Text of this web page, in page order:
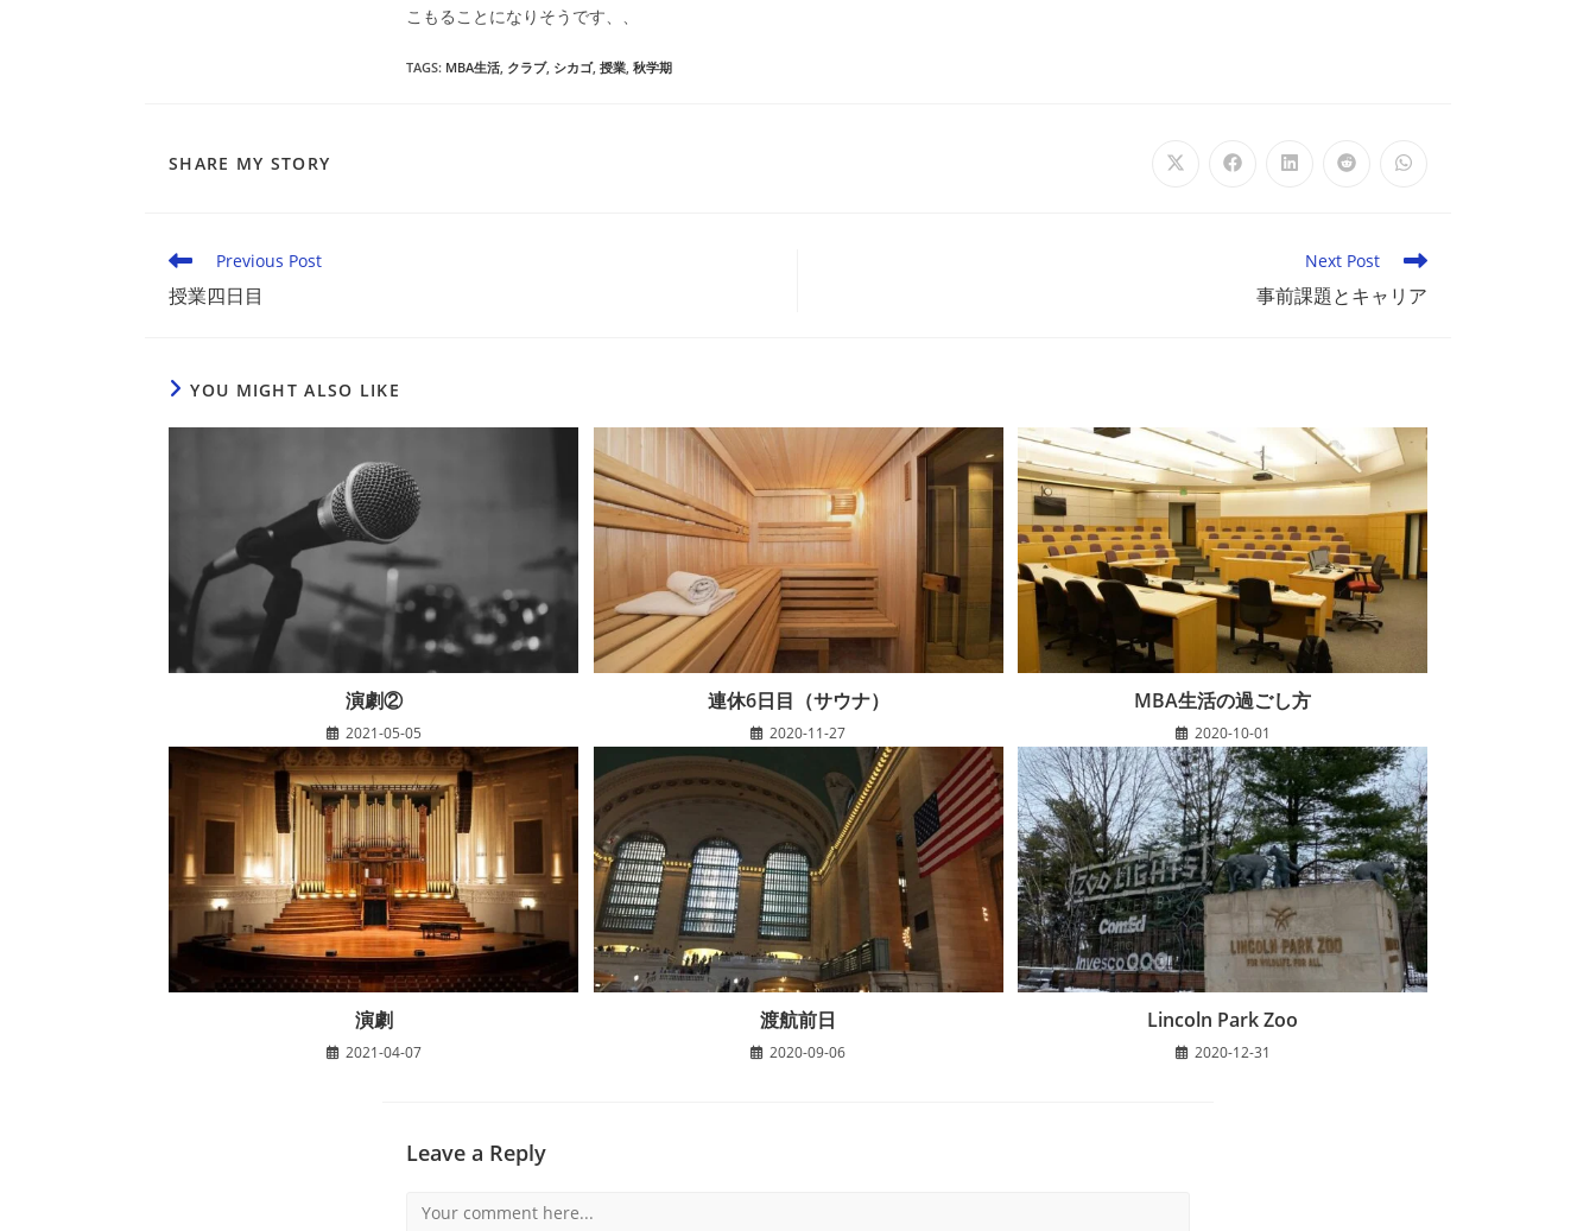
こもることになりそうです、、
TAGS: MBA生活, クラブ, シカゴ, 授業, 秋学期
SHARE MY STORY Opens Opens Opens Opens Opens
Read
more
articles
Previous Post
授業四日目
Next Post
事前課題とキャリア
YOU MIGHT ALSO LIKE
演劇②
2021-05-05
連休6日目（サウナ）
2020-11-27
MBA生活の過ごし方
2020-10-01
演劇
2021-04-07
渡航前日
2020-09-06
Lincoln Park Zoo
2020-12-31
Leave a Reply
Comment